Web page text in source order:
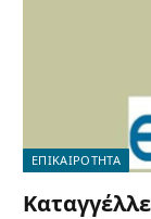
ΕΠΙΚΑΙΡΟΤΗΤΑ